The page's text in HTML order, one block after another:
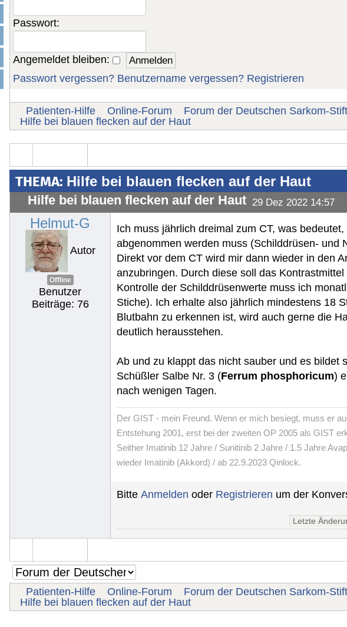
Passwort:
Angemeldet bleiben:
Passwort vergessen? Benutzername vergessen? Registrieren
Patienten-Hilfe Online-Forum
Forum der Deutschen Sarkom-
Hilfe bei blauen flecken auf der Haut
THEMA: Hilfe bei blauen flecken auf der Haut
Hilfe bei blauen flecken auf der Haut 29 Dez 2022 14:57
Helmut-G
Autor
Offline
Benutzer
Beiträge: 76
Ich muss jährlich dreimal zum CT, was
abgenommen werden muss (Schilddrüsen- und
Direkt vor dem CT wird mir dann wieder in den
anzubringen. Durch diese soll das
Kontrolle der Schilddrüsenwerte muss ich
Stiche). Ich erhalte also jährlich mindestens 18
Blutbahn zu erkennen ist, wird auch gerne die
deutlich herausstehen.
Ab und zu klappt das nicht sauber und es bildet
Schüßler Salbe Nr. 3 (Ferrum phosphoricum)
nach wenigen Tagen.
Der GIST - mein Freund. Wenn er mich besiegt, muss er
Entstehung 2001, erst bei der zweiten OP 2005 als GIST
Seither Imatinib 12 Jahre / Sunitinib 2 Jahre / 1.5 Jahre
wieder Imatinib (Akkord) / ab 22.9.2023 Qinlock.
Bitte Anmelden oder Registrieren um der
Letzte
Patienten-Hilfe Online-Forum
Forum der Deutschen Sarkom-
Hilfe bei blauen flecken auf der Haut